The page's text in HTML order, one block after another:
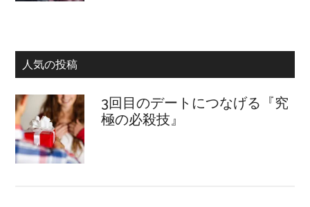
人気の投稿
3回目のデートにつなげる『究
極の必殺技』